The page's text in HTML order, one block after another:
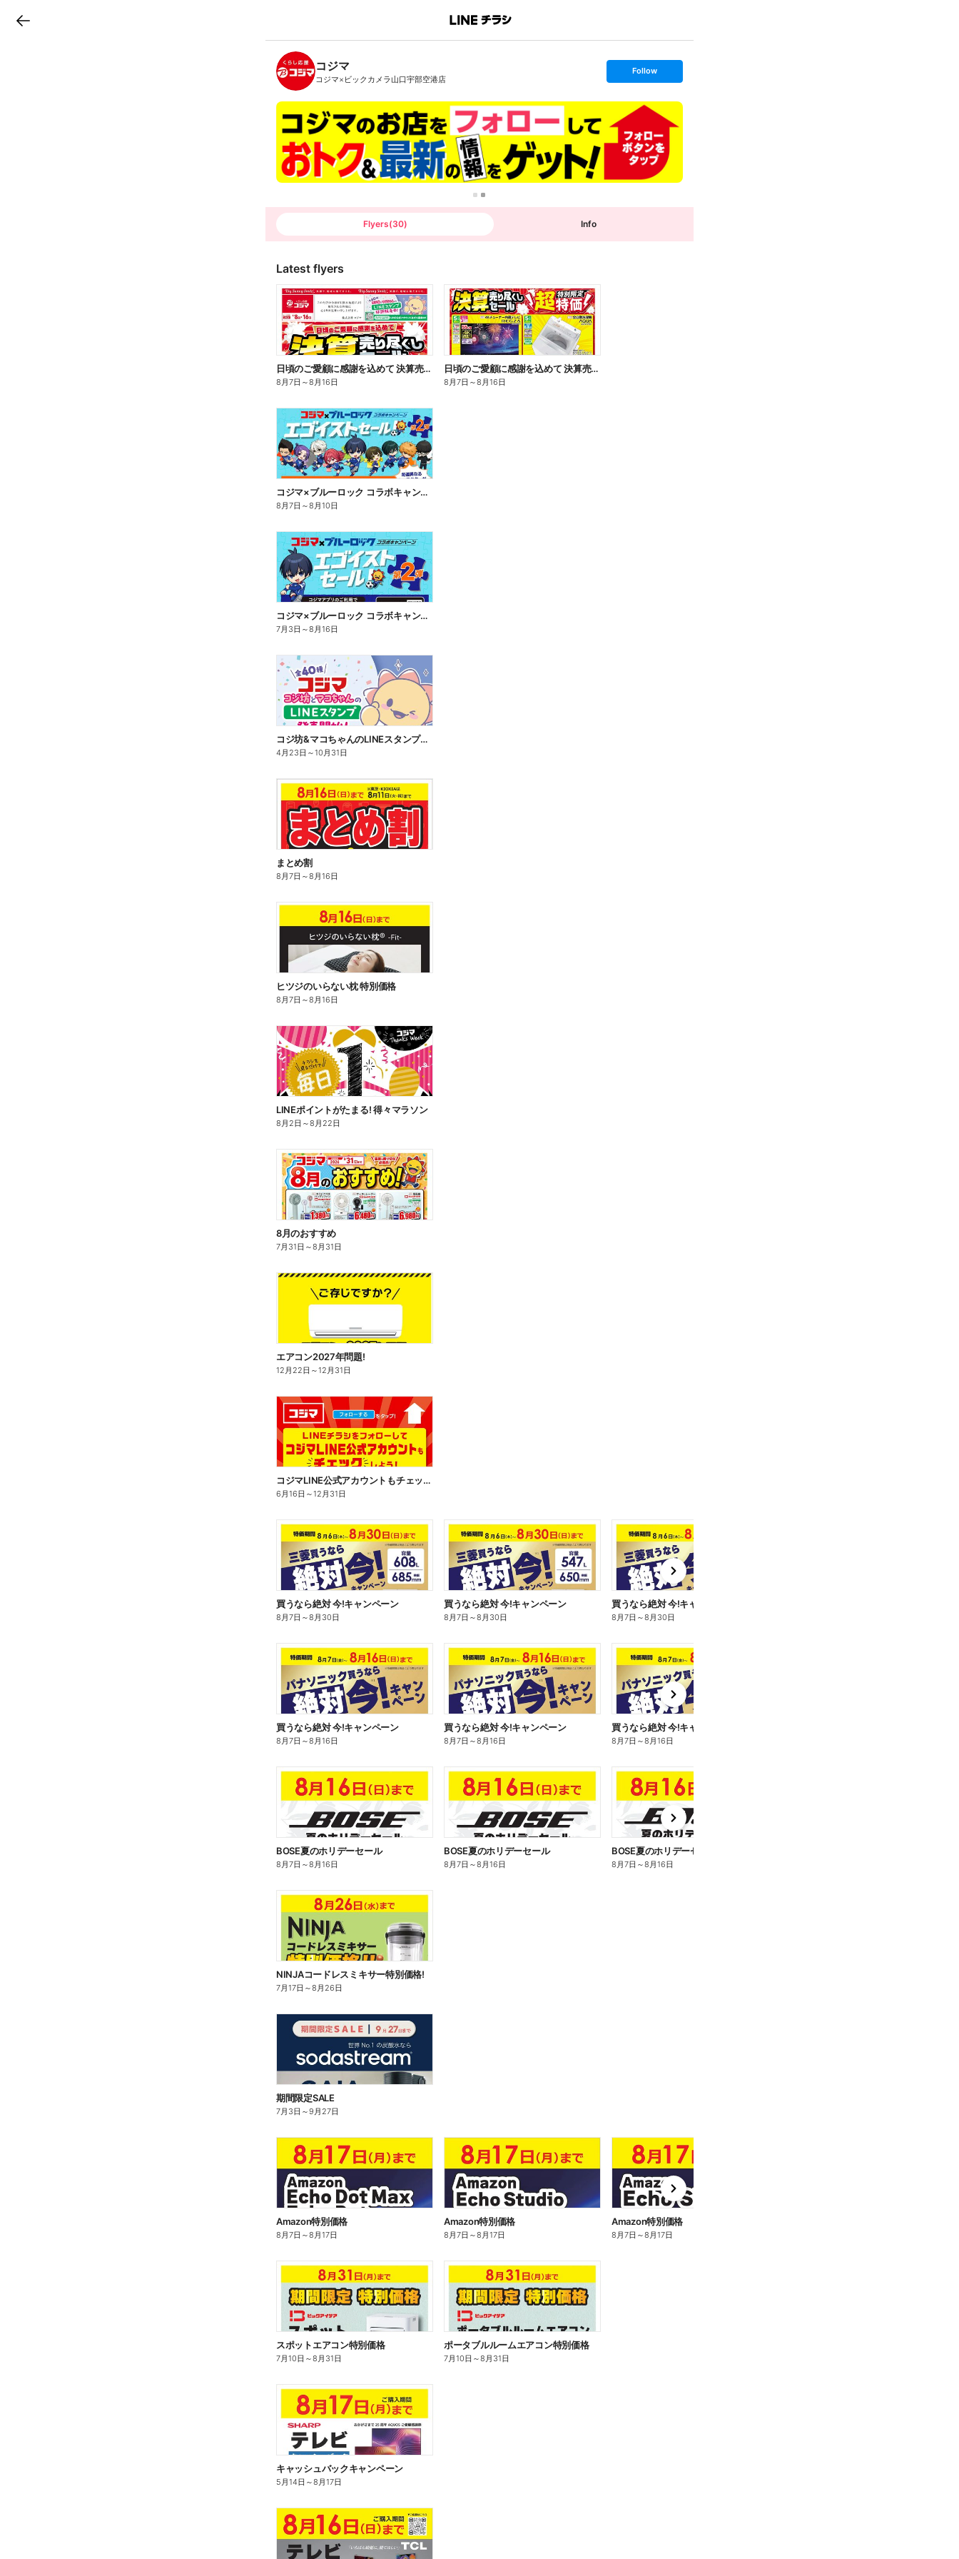
B
n
c
h
T
コジマ
コジマ×ビックカメラ山口宇部空港店
s
t
o
l
w
Follow
Flyers(30) Info
Latest flyers
日頃のご愛顧に感謝を込めて 決算売り尽くしセール
8月7日 ～8月16日
日頃のご愛顧に感謝を込めて 決算売り尽くしセール
8月7日 ～8月16日
コジマ×ブルーロック コラボキャンペーン「エゴイストセール」第2弾!
8月7日 ～8月10日
コジマ×ブルーロック コラボキャンペーン「エゴイストセール」第2弾!
7月3日 ～8月16日
コジ坊&マコちゃんのLINEスタンプ好評販売中!
4月23日 ～10月31日
まとめ割
8月7日 ～8月16日
ヒツジのいらない枕 特別価格
8月7日 ～8月16日
LINEポイントがたまる! 得々マラソン
8月2日 ～8月22日
8月のおすすめ
7月31日 ～8月31日
エアコン2027年問題!
12月22日 ～12月31日
コジマLINE公式アカウントもチェック!
6月16日 ～12月31日
買うなら絶対 今!キャンペーン
8月7日 ～8月30日
買うなら絶対 今!キャンペーン
8月7日 ～8月30日
買うなら絶対 今!キャンペーン
8月7日 ～8月30日
n
e
x
t
買うなら絶対 今!キャンペーン
8月7日 ～8月16日
買うなら絶対 今!キャンペーン
8月7日 ～8月16日
買うなら絶対 今!キャンペーン
8月7日 ～8月16日
n
e
x
t
BOSE夏のホリデーセール
8月7日 ～8月16日
BOSE夏のホリデーセール
8月7日 ～8月16日
BOSE夏のホリデーセール
8月7日 ～8月16日
n
e
t
NINJAコードレスミキサー特別価格!
7月17日 ～8月26日
期間限定SALE
7月3日 ～9月27日
Amazon特別価格
8月7日 ～8月17日
Amazon特別価格
8月7日 ～8月17日
Amazon特別価格
8月7日 ～8月17日
n
e
x
t
スポットエアコン特別価格
7月10日 ～8月31日
ポータブルルームエアコン特別価格
7月10日 ～8月31日
キャッシュバックキャンペーン
5月14日 ～8月17日